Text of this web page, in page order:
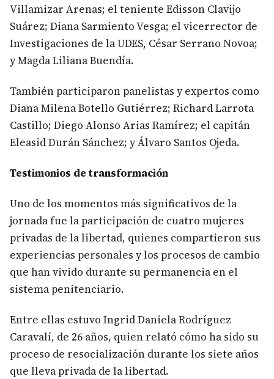
Villamizar Arenas; el teniente Edisson Clavijo
Suárez; Diana Sarmiento Vesga; el vicerrector de
Investigaciones de la UDES, César Serrano Novoa;
y Magda Liliana Buendía.
También participaron panelistas y expertos como
Diana Milena Botello Gutiérrez; Richard Larrota
Castillo; Diego Alonso Arias Ramírez; el capitán
Eleasid Durán Sánchez; y Álvaro Santos Ojeda.
Testimonios de transformación
Uno de los momentos más significativos de la
jornada fue la participación de cuatro mujeres
privadas de la libertad, quienes compartieron sus
experiencias personales y los procesos de cambio
que han vivido durante su permanencia en el
sistema penitenciario.
Entre ellas estuvo Ingrid Daniela Rodríguez
Caravalí, de 26 años, quien relató cómo ha sido su
proceso de resocialización durante los siete años
que lleva privada de la libertad.